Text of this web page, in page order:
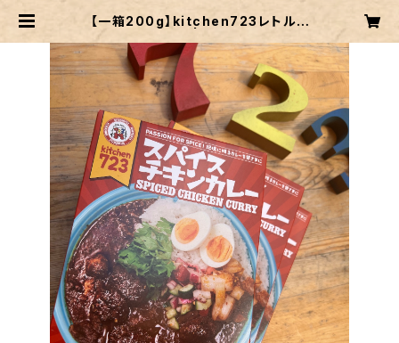
【一箱200g】kitchen723レトルト